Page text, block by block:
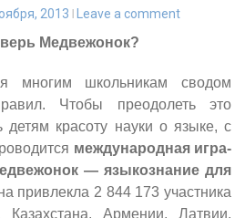
2013 Leave a comment
Медвежонок?
многим школьникам сводом
Чтобы преодолеть это
детям красоту науки о языке, с
международная игра-
— языкознание для
привлекла 2 844 173 участника
Армении, Латвии,